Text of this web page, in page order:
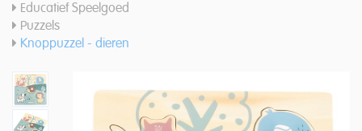
Educatief Speelgoed
Puzzels
Knoppuzzel - dieren